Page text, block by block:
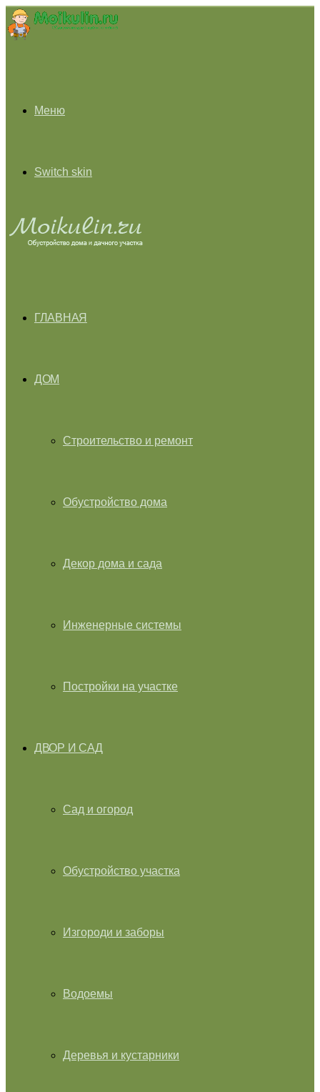
Меню
Switch skin
ГЛАВНАЯ
ДОМ
Строительство и ремонт
Обустройство дома
Декор дома и сада
Инженерные системы
Постройки на участке
ДВОР И САД
Сад и огород
Обустройство участка
Изгороди и заборы
Водоемы
Деревья и кустарники